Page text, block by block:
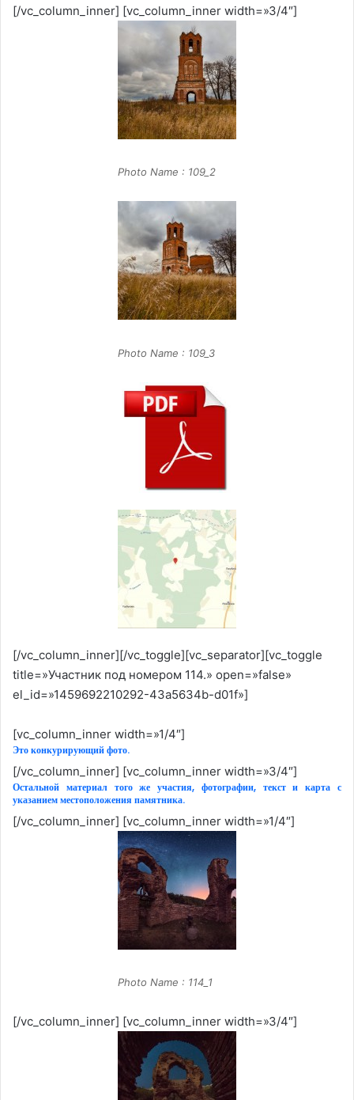
[/vc_column_inner] [vc_column_inner width=»3/4″]
Photo Name : 109_2
Photo Name : 109_3
[/vc_column_inner][/vc_toggle][vc_separator][vc_toggle
title=»Участник под номером 114.» open=»false»
el_id=»1459692210292-43a5634b-d01f»]
[vc_column_inner width=»1/4″]
Это конкурирующий фото.
[/vc_column_inner] [vc_column_inner width=»3/4″]
Остальной материал того же участия, фотографии, текст и карта с
указанием местоположения памятника.
[/vc_column_inner] [vc_column_inner width=»1/4″]
Photo Name : 114_1
[/vc_column_inner] [vc_column_inner width=»3/4″]